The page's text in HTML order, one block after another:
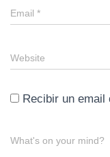
Email *
Website
Recibir un email
What's on your mind?